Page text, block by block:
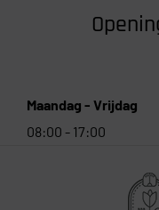
Maandag - Vrijdag
08:00 - 17:00